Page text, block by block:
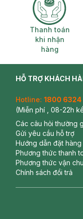
Thanh
Thanh toán
khi nhận
hàng
HỖ TRỢ KHÁCH
Hotline: 1800 6324
(Miễn phí , 08-22h
Các câu hỏi thường
Gửi yêu cầu hỗ trợ
Hướng dẫn đặt hàng
Phương thức thanh
Phương thức vận
Chính sách đổi trả